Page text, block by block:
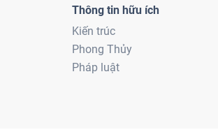
Thông tin hữu ích
Kiến trúc
Phong Thủy
Pháp luật